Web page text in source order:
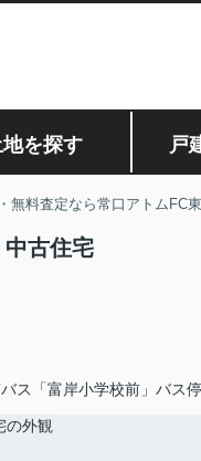
を探す 戸
無料査定なら常口アトム
古住宅
ス「富岸小学校前」バス停